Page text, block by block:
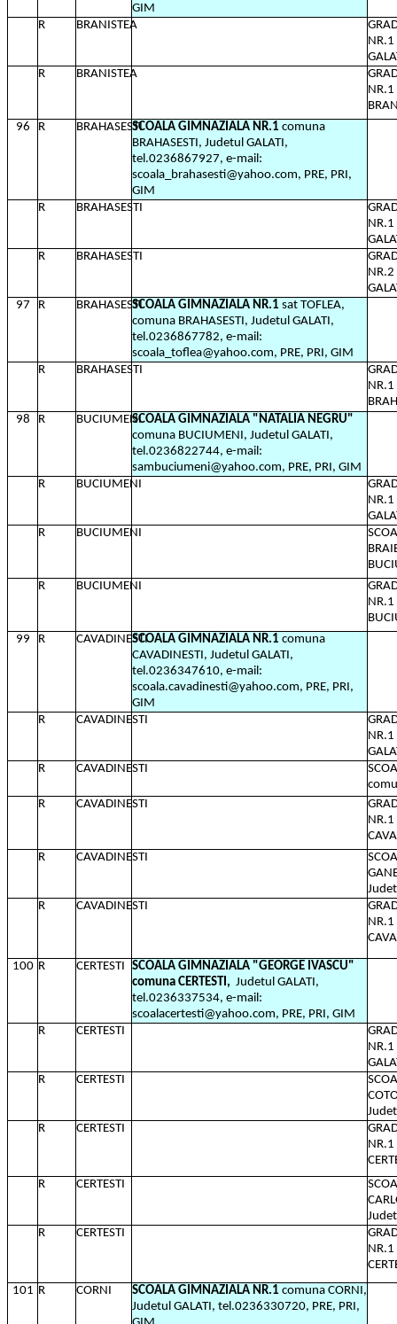
GIM
R
BRANISTEA
R
BRANISTEA
NR.1
96
R BRAHASESTISCOALA GIMNAZIALA NR.1 comuna
BRAHASESTI, Judetul GALATI,
tel.0236867927, e-mail:
scoala_brahasesti@yahoo.com, PRE, PRI,
GIM
R
BRAHASESTI
NR.1
R
BRAHASESTI
NR.2
97
R BRAHASESTISCOALA GIMNAZIALA NR.1 sat TOFLEA,
comuna BRAHASESTI, Judetul GALATI,
tel.0236867782, e-mail:
scoala_toflea@yahoo.com, PRE, PRI, GIM
R
BRAHASESTI
NR.1
98
R BUCIUMENISCOALA GIMNAZIALA "NATALIA NEGRU"
comuna BUCIUMENI, Judetul GALATI,
tel.0236822744, e-mail:
sambuciumeni@yahoo.com, PRE, PRI, GIM
R
BUCIUMENI
R
BUCIUMENI
R
BUCIUMENI
NR.1
99
R CAVADINESTISCOALA GIMNAZIALA NR.1 comuna
CAVADINESTI, Judetul GALATI,
tel.0236347610, e-mail:
scoala.cavadinesti@yahoo.com, PRE, PRI,
GIM
R
CAVADINESTI
NR.1
R
CAVADINESTI
R
CAVADINESTI
R
CAVADINESTI
R
CAVADINESTI
NR.1
100 R CERTESTI SCOALA GIMNAZIALA "GEORGE IVASCU"
comuna CERTESTI, Judetul GALATI,
tel.0236337534, e-mail:
scoalacertesti@yahoo.com, PRE, PRI, GIM
R
CERTESTI
NR.1
R
CERTESTI
R
CERTESTI
R
CERTESTI
R
CERTESTI
NR.1
101 R CORNI SCOALA GIMNAZIALA NR.1 comuna CORNI,
Judetul GALATI, tel.0236330720, PRE, PRI,